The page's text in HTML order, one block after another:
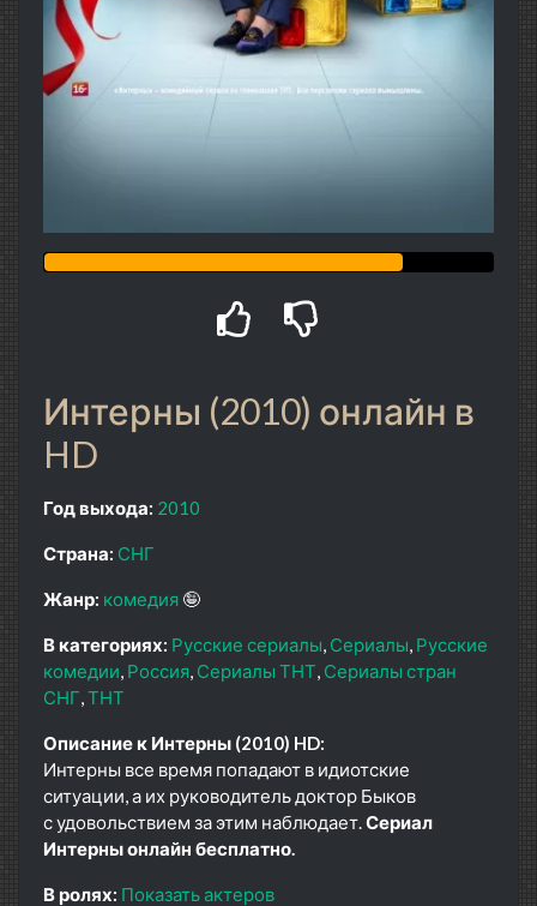
Интерны (2010) онлайн в
HD
Год выхода: 2010
Страна: СНГ
Жанр: комедия 🤪
В категориях: Русские сериалы Сериалы Русские
комедии Россия Сериалы ТНТ Сериалы стран
СНГ ТНТ
Описание к Интерны (2010) HD:
Интерны все время попадают в идиотские
ситуации, а их руководитель доктор Быков
с удовольствием за этим наблюдает.Сериал
Интерны онлайн бесплатно.
В ролях: Показать актеров